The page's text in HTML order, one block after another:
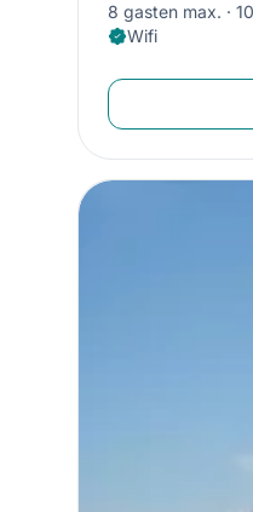
8 gasten max.
Wifi